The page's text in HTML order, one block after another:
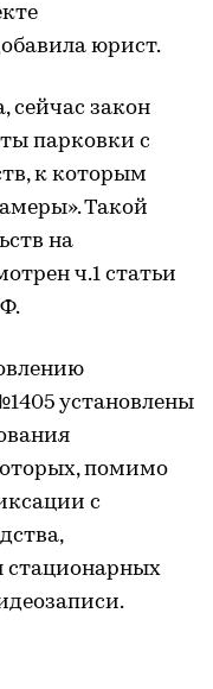
юрист.
сейчас закон
парковки с
к которым
Такой
на
ч.1 статьи
установлены
помимо
с
стационарных